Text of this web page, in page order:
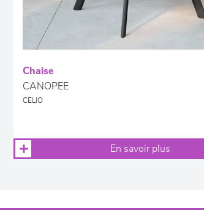
Chaise
CANOPEE
CELIO
En savoir plus